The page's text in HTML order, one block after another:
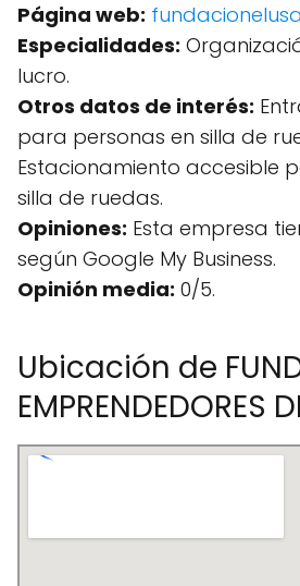
Página web:
Especialidades:
lucro.
Otros datos de interés:
para personas en silla de
Estacionamiento accesible
silla de ruedas.
Opiniones: Esta empresa
según Google My Business.
Opinión media: 0/5.
Ubicación de
EMPRENDEDORES